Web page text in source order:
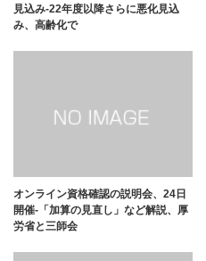
見込み-22年度以降さらに悪化見込
み、高齢化で
オンライン資格確認の説明会、24日
開催-「加算の見直し」など解説、厚
労省と三師会